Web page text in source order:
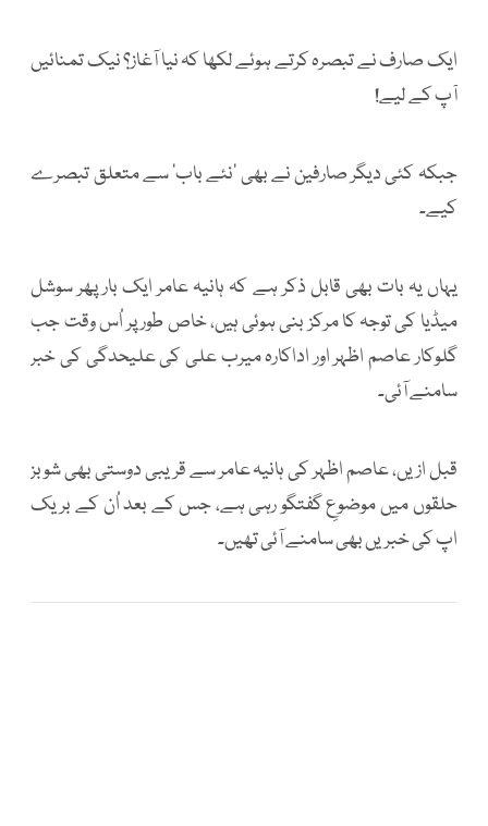
ایک صارف نے تبصرہ کرتے ہوئے لکھا کہ نیا آغاز؟ نیک تمنائیں
آپ کے لیے!
جبکہ کئی دیگر صارفین نے بھی ’نئے باب‘ سے متعلق تبصرے
کیے۔
یہاں یہ بات بھی قابل ذکر ہے کہ ہانیہ عامر ایک بار پھر سوشل
میڈیا کی توجہ کا مرکز بنی ہوئی ہیں، خاص طور پر اُس وقت جب
گلوکار عاصم اظہر اور اداکارہ میرب علی کی علیحدگی کی خبر
سامنے آئی۔
قبل ازیں، عاصم اظہر کی ہانیہ عامر سے قریبی دوستی بھی شوبز
حلقوں میں موضوعِ گفتگو رہی ہے، جس کے بعد اُن کے بریک
اپ کی خبریں بھی سامنے آئی تھیں۔